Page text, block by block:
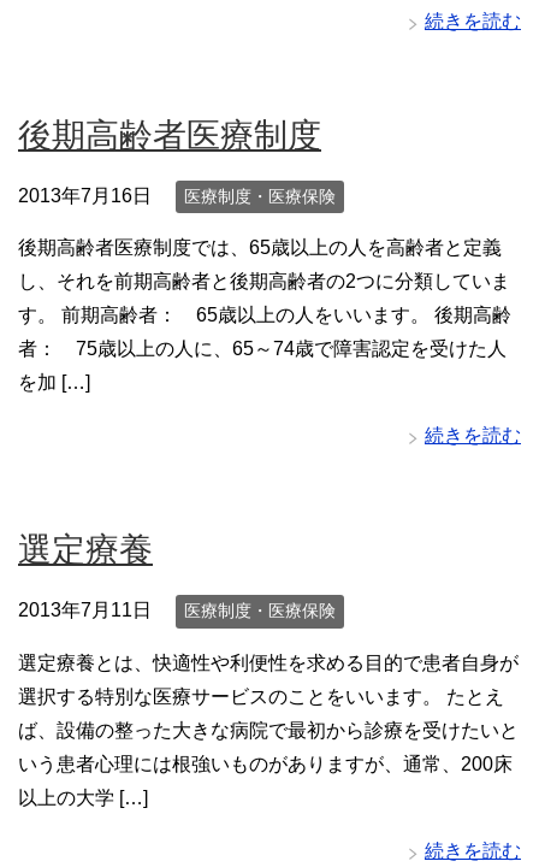
続きを読む
後期高齢者医療制度
2013年7月16日 医療制度・医療保険
後期高齢者医療制度では、65歳以上の人を高齢者と定義
し、それを前期高齢者と後期高齢者の2つに分類していま
す。 前期高齢者： 65歳以上の人をいいます。 後期高齢
者： 75歳以上の人に、65～74歳で障害認定を受けた人
を加 […]
続きを読む
選定療養
2013年7月11日 医療制度・医療保険
選定療養とは、快適性や利便性を求める目的で患者自身が
選択する特別な医療サービスのことをいいます。 たとえ
ば、設備の整った大きな病院で最初から診療を受けたいと
いう患者心理には根強いものがありますが、通常、200床
以上の大学 […]
続きを読む